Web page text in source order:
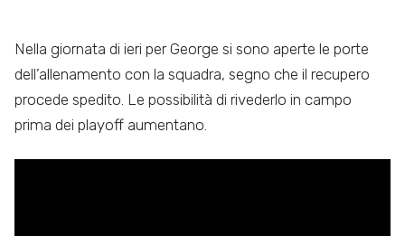
Nella giornata di ieri per George si sono aperte le porte
dell’allenamento con la squadra, segno che il recupero
procede spedito. Le possibilità di rivederlo in campo
prima dei playoff aumentano.